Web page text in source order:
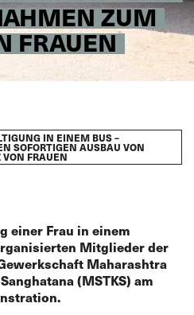
ZUM S
IN EINEM BUS –
SOFORTIGEN AUSBAU VON
FRAUEN
einer Frau in einem
Mitglieder der
Maharashtra
(MSTKS) am